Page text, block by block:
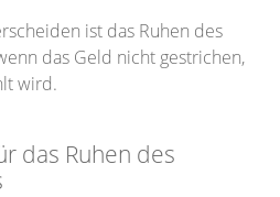
ist das Ruhen des
das Geld nicht gestrichen,
wird.
das Ruhen des